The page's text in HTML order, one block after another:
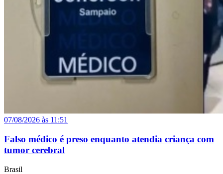
07/08/2026 às 11:51
Falso médico é preso enquanto atendia criança com
tumor cerebral
Brasil